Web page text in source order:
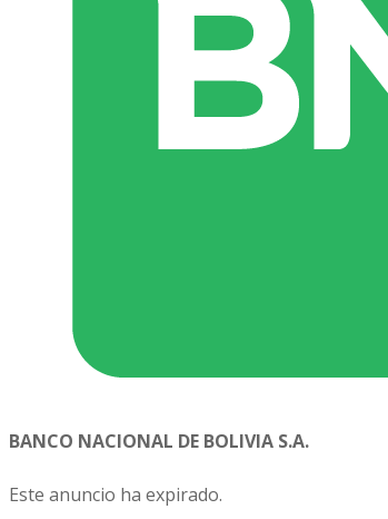
BANCO NACIONAL DE BOLIVIA S.A.
Este anuncio ha expirado.